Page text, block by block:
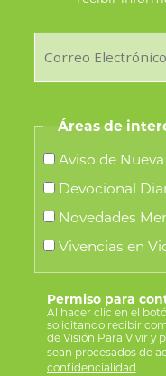
Áreas de
Aviso de
Devocional
Novedades
Vivencias en
Permiso para
Al hacer clic en el
solicitando recibir
de Visión Para Vivir y
sean procesados de
confidencialidad.